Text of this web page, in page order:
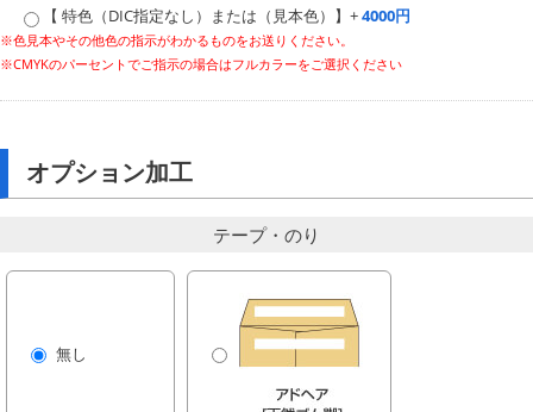
【 特色（DIC指定なし）または（見本色）】+4000円
※色見本やその他色の指示がわかるものをお送りください。
※CMYKのパーセントでご指示の場合はフルカラーをご選択ください
オプション加工
テープ・のり
無し